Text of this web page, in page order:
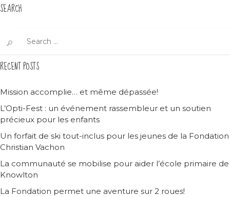
SEARCH
for:
RECENT POSTS
Mission accomplie… et même dépassée!
L’Opti-Fest : un événement rassembleur et un soutien
précieux pour les enfants
Un forfait de ski tout-inclus pour les jeunes de la Fondation
Christian Vachon
La communauté se mobilise pour aider l’école primaire de
Knowlton
La Fondation permet une aventure sur 2 roues!